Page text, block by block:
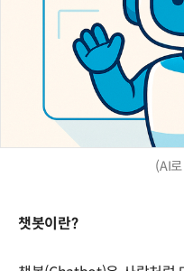
(AI
챗봇이란?